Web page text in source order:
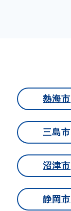
熱海市
三島市
沼津市
静岡市